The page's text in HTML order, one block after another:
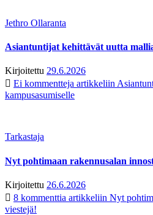
Jethro Ollaranta
Asiantuntijat kehittävät uutta
Kirjoitettu 29.6.2026
Ei kommentteja artikkeliin
kampusasumiselle
Tarkastaja
Nyt pohtimaan rakennusalan
Kirjoitettu 26.6.2026
8 kommenttia artikkeliin Nyt
viestejä!